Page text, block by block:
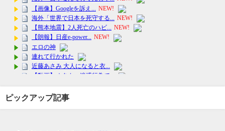
ピックアップ記事